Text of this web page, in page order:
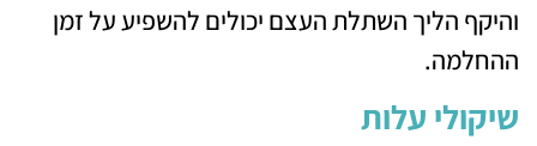
והיקף הליך השתלת העצם יכולים להשפיע על זמן
ההחלמה.
שיקולי עלות